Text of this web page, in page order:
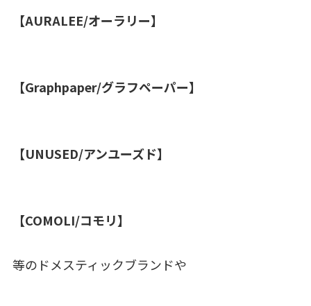
【AURALEE/オーラリー】
【Graphpaper/グラフペーパー】
【UNUSED/アンユーズド】
【COMOLI/コモリ】
等のドメスティックブランドや